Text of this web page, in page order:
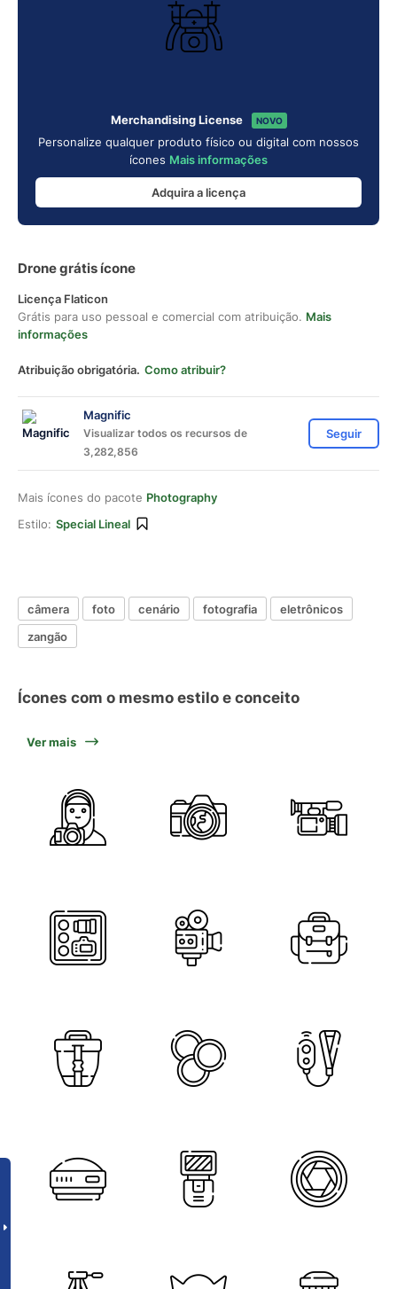
Merchandising License NOVO
Personalize qualquer produto físico ou digital com nossos
ícones Mais informações
Adquira a licença
Drone grátis ícone
Licença Flaticon
Grátis para uso pessoal e comercial com atribuição. Mais
informações
Atribuição obrigatória. Como atribuir?
Magnific
Visualizar todos os recursos de
3,282,856
Seguir
Mais ícones do pacote Photography
Estilo: Special Lineal
câmera foto cenário fotografia
eletrônicos
zangão
Ícones com o mesmo estilo e conceito
Ver mais